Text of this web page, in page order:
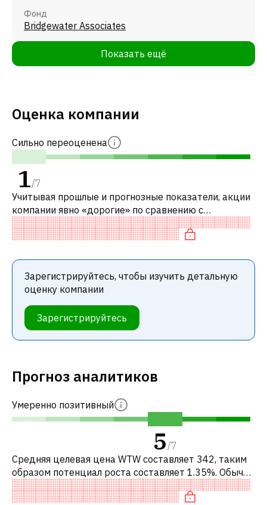
Фонд
Bridgewater Associates
Показать ещё
Оценка компании
Сильно переоценена
1/7
Учитывая прошлые и прогнозные показатели, акции
компании явно «дорогие» по сравнению с
аналогичными компаниями. В частности, акция
справедливо оценена по P/E, переоценена
Зарегистрируйтесь, чтобы изучить детальную
оценку компании
Зарегистрируйтесь
Прогноз аналитиков
Умеренно позитивный
5 /7
Средняя целевая цена WTW составляет 342, таким
образом потенциал роста составляет 1.35%. Обычно
это означает рекомендацию «ДЕРЖАТЬ» среди
инвестиционных компаний. Эта ней